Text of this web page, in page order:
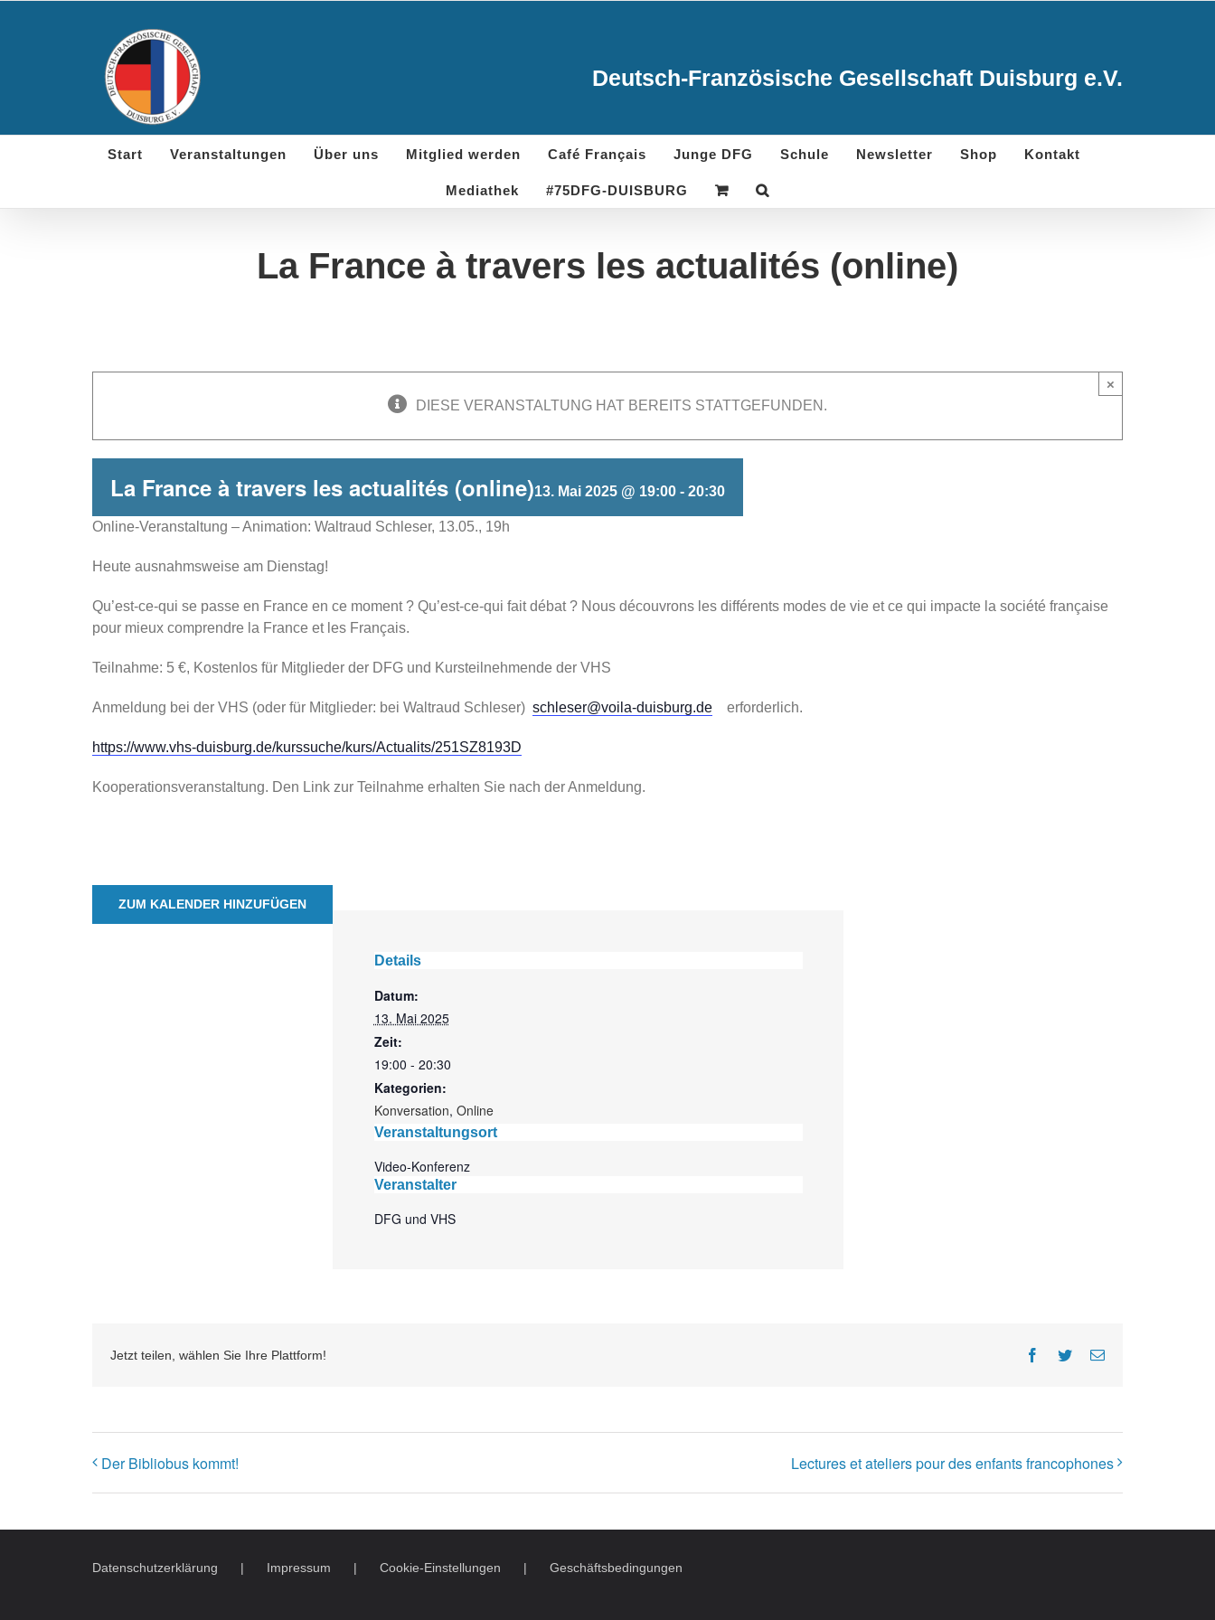
Deutsch-Französische Gesellschaft Duisburg e.V.
Start Veranstaltungen Über uns Mitglied werden Café Français Junge DFG Schule Newsletter Shop Kontakt
Mediathek #75DFG-DUISBURG
La France à travers les actualités (online)
DIESE VERANSTALTUNG HAT BEREITS STATTGEFUNDEN.
×
La France à travers les actualités (online)13. Mai 2025 @ 19:00 - 20:30
Online-Veranstaltung – Animation: Waltraud Schleser, 13.05., 19h
Heute ausnahmsweise am Dienstag!
Qu’est-ce-qui se passe en France en ce moment ? Qu’est-ce-qui fait débat ? Nous découvrons les différents modes de vie et ce qui impacte la société française
pour mieux comprendre la France et les Français.
Teilnahme: 5 €, Kostenlos für Mitglieder der DFG und Kursteilnehmende der VHS
Anmeldung bei der VHS (oder für Mitglieder: bei Waltraud Schleser) schleser@voila-duisburg.de erforderlich.
https://www.vhs-duisburg.de/kurssuche/kurs/Actualits/251SZ8193D
Kooperationsveranstaltung. Den Link zur Teilnahme erhalten Sie nach der Anmeldung.
ZUM KALENDER HINZUFÜGEN
Details
Datum:
13. Mai 2025
Zeit:
19:00 - 20:30
Kategorien:
Konversation, Online
Veranstaltungsort
Video-Konferenz
Veranstalter
DFG und VHS
Jetzt teilen, wählen Sie Ihre Plattform! Facebook
TwitterE-
Der Bibliobus kommt! Lectures et ateliers pour des enfants francophones
Datenschutzerklärung Impressum Cookie-Einstellungen Geschäftsbedingungen